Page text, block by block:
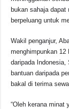
bukan sahaja
berpeluang untuk
Wakil penganjur,
menghimpunkan 12
daripada Indonesia,
bantuan daripada
bakal di terima
“Oleh kerana minat